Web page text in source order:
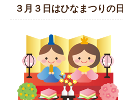
３月３日はひなまつりの日